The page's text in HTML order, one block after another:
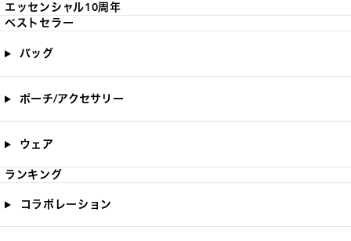
エッセンシャル10周年
ベストセラー
バッグ
ポーチ/アクセサリー
ウェア
ランキング
コラボレーション